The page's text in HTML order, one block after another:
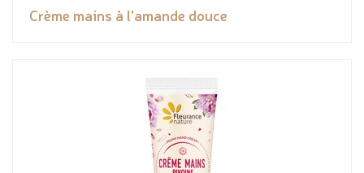
Crème mains à l'amande douce